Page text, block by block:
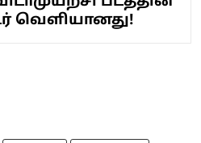
வெளியானது!